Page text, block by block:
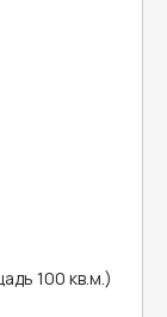
100 кв.м.)